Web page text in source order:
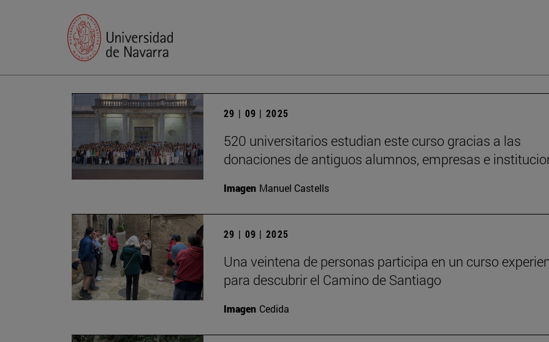
29 | 09 | 2025
520 universitarios estudian este curso gracias a las
donaciones de antiguos alumnos, empresas e
Imagen Manuel Castells
29 | 09 | 2025
Una veintena de personas participa en un curso
para descubrir el Camino de Santiago
Imagen Cedida